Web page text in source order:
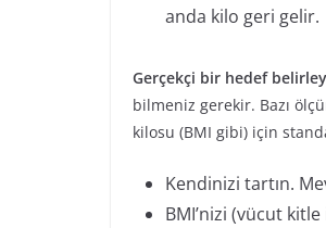
anda kilo geri gelir.
Gerçekçi bir hedef
bilmeniz gerekir. Bazı
kilosu (BMI gibi) için
Kendinizi tartın.
BMI’nizi (vücut